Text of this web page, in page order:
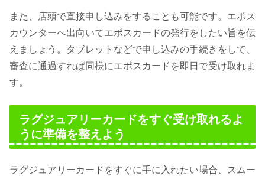
また、店頭で直接申し込みをすることも可能です。エポス
カウンターへ出向いてエポスカードの発行をしたい旨を伝
えましょう。タブレットなどで申し込みの手続きをして、
審査に通過すれば同様にエポスカードを即日で受け取れま
す。
ラグジュアリーカードをすぐ受け取れるよ
うに準備を整えよう
ラグジュアリーカードをすぐに手に入れたい場合、スムー